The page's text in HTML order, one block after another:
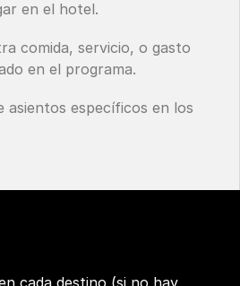
en el hotel.
comida, servicio, o gasto
en el programa.
asientos específicos en los